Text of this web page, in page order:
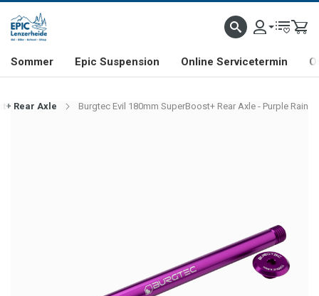
& FREERIDE-SPEZIALIST SCHWEIZER FIRMA SHOP & SHOWROOM IN
Sommer Epic Suspension Online Servicetermin
Rear Axle Burgtec Evil 180mm SuperBoost+ Rear Axle - Purple Rain